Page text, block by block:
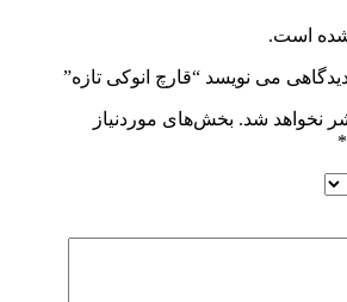
است.
می نویسد “قارچ انوکی تازه”
نخواهد شد. بخش‌های موردنیاز
*